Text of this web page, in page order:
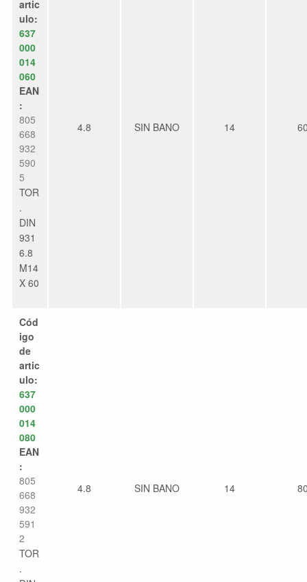
artic
ulo:
637
000
014
060
EAN
:
805
668
932
590
5
TOR
.
DIN
931
6.8
M14
X 60
4.8 SIN BANO 14
Cód
igo
de
artic
ulo:
637
000
014
080
EAN
:
805
668
932
591
2
TOR
.
4.8 SIN BANO 14